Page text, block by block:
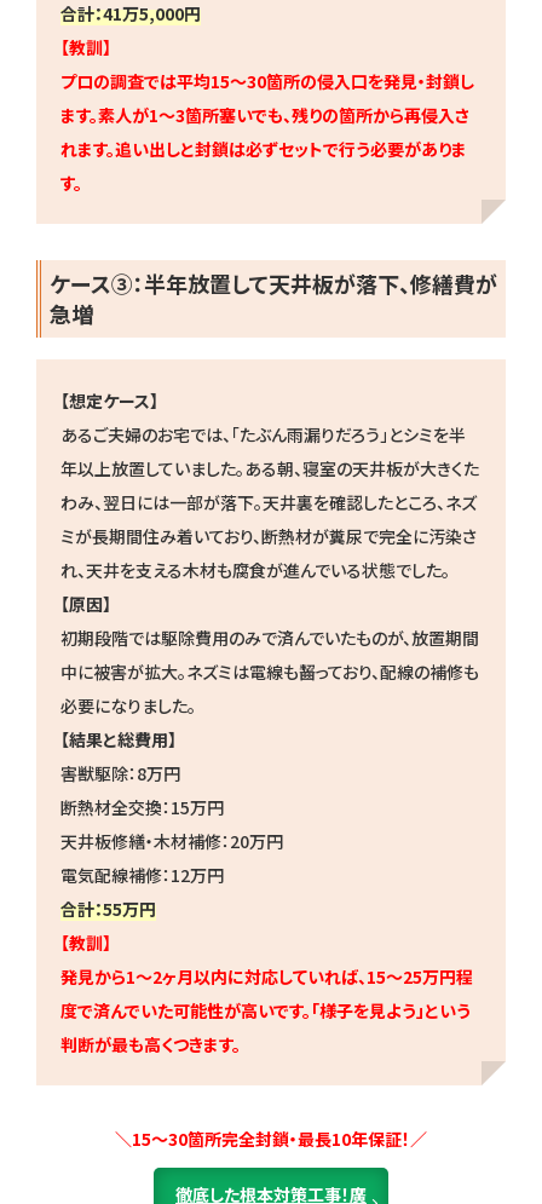
合計：41万5,000円
【教訓】
プロの調査では平均15〜30箇所の侵入口を発見・封鎖し
ます。素人が1〜3箇所塞いでも、残りの箇所から再侵入さ
れます。追い出しと封鎖は必ずセットで行う必要がありま
す。
ケース③：半年放置して天井板が落下、修繕費が
急増
【想定ケース】
あるご夫婦のお宅では、「たぶん雨漏りだろう」とシミを半
年以上放置していました。ある朝、寝室の天井板が大きくた
わみ、翌日には一部が落下。天井裏を確認したところ、ネズ
ミが長期間住み着いており、断熱材が糞尿で完全に汚染さ
れ、天井を支える木材も腐食が進んでいる状態でした。
【原因】
初期段階では駆除費用のみで済んでいたものが、放置期間
中に被害が拡大。ネズミは電線も齧っており、配線の補修も
必要になりました。
【結果と総費用】
害獣駆除：8万円
断熱材全交換：15万円
天井板修繕・木材補修：20万円
電気配線補修：12万円
合計：55万円
【教訓】
発見から1〜2ヶ月以内に対応していれば、15〜25万円程
度で済んでいた可能性が高いです。「様子を見よう」という
判断が最も高くつきます。
＼15～30箇所完全封鎖・最長10年保証！／
徹底した根本対策工事！廣